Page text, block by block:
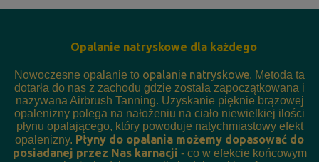
Opalanie natryskowe dla każdego
Nowoczesne opalanie to opalanie natryskowe. Metoda ta
dotarła do nas z zachodu gdzie została zapoczątkowana i
nazywana Airbrush Tanning. Uzyskanie pięknie brązowej
opalenizny polega na nałożeniu na ciało niewielkiej ilości
płynu opalającego, który powoduje natychmiastowy efekt
opalenizny. Płyny do opalania możemy dopasować do
posiadanej przez Nas karnacji - co w efekcie końcowym